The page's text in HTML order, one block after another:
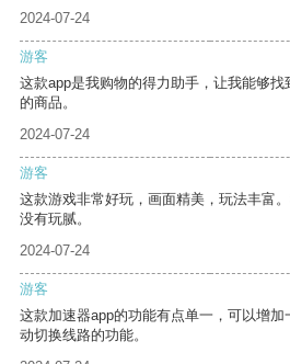
2024-07-24
游客
这款app是我购物的得力助手，让我能够
的商品。
2024-07-24
游客
这款游戏非常好玩，画面精美，玩法丰富
没有玩腻。
2024-07-24
游客
这款加速器app的功能有点单一，可以增
动切换线路的功能。